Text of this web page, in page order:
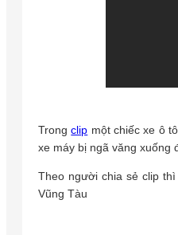
Trongclip một chiếc xe ô
xe máy bị ngã văng xuống
Theo người chia sẻ clip
Vũng Tàu